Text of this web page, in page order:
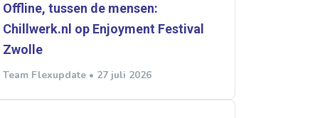
Offline, tussen de mensen:
Chillwerk.nl op Enjoyment Festival
Zwolle
Team Flexupdate • 27 juli 2026